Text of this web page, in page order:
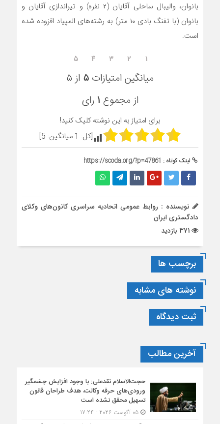
بانوان، والیبال ساحلی آقایان (۲ نفره) و تیراندازی آقایان و
بانوان (با تفنگ بادی ۱۰ متر) به رشته‌های المپیاد افزوده شده
است.
۱ ۲ ۳ ۴ ۵
میانگین امتیازات ۵ از ۵
از مجموع ۱ رای
برای امتیاز به این نوشته کلیک کنید!
[کل: 1 میانگین: 5
]
لینک کوتاه : https://scoda.org/?p=47861
نویسنده : روابط عمومی اتحادیه سراسری کانون‌های وکلای
دادگستری ایران
برچسب ها
نوشته های مشابه
ثبت دیدگاه
آخرین مطالب
حجت‌الاسلام نقدعلی: با وجود افزایش چشمگیر
ورودی‌های حرفه وکالت، هدف طراحان قانون
تسهیل محقق نشده است
05 آگوست 2026 - 17:24